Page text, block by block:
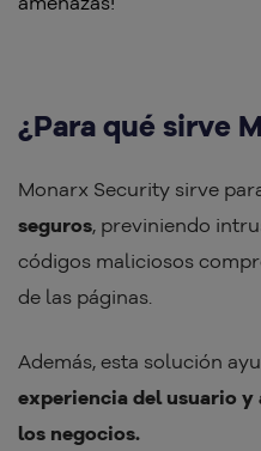
¿Para qué sirve
Monarx Security sirve
seguros, previniendo
códigos maliciosos
de las páginas.
Además, esta solución
experiencia del usuario
los negocios.